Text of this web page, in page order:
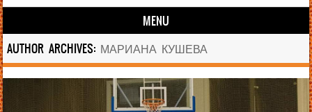
MENU
Skip to content
AUTHOR ARCHIVES: МАРИАНА КУШЕВА